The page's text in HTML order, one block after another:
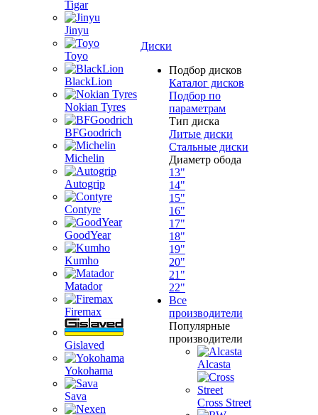
Tigar
Jinyu
Toyo
BlackLion
Nokian Tyres
BFGoodrich
Michelin
Autogrip
Contyre
GoodYear
Kumho
Matador
Firemax
Gislaved
Yokohama
Sava
Диски
Подбор дисков
Каталог дисков
Подбор по
параметрам
Тип диска
Литые диски
Стальные диски
Диаметр обода
13"
14"
15"
16"
17"
18"
19"
20"
21"
22"
Все
производители
Популярные
производители
Alcasta
Cross Street